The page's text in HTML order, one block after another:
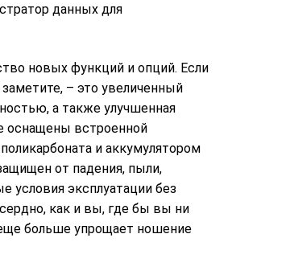
данных для
новых функций и опций. Если
– это увеличенный
а также улучшенная
оснащены встроенной
и аккумулятором
от падения, пыли,
условия эксплуатации без
как и вы, где бы вы ни
больше упрощает ношение